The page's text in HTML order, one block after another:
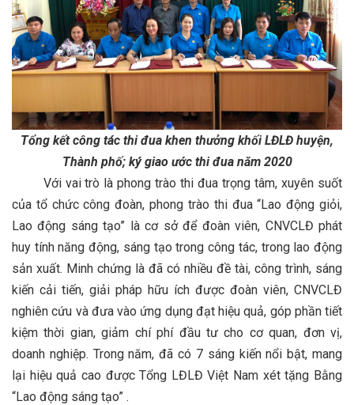
Tổng kết công tác thi đua khen thưởng khối LĐLĐ huyện,
Thành phố; ký giao ước thi đua năm 2020
Với vai trò là phong trào thi đua trọng tâm, xuyên suốt
của tổ chức công đoàn, phong trào thi đua “Lao động giỏi,
Lao động sáng tạo” là cơ sở để đoàn viên, CNVCLĐ phát
huy tính năng động, sáng tạo trong công tác, trong lao động
sản xuất. Minh chứng là đã có nhiều đề tài, công trình, sáng
kiến cải tiến, giải pháp hữu ích được đoàn viên, CNVCLĐ
nghiên cứu và đưa vào ứng dụng đạt hiệu quả, góp phần tiết
kiệm thời gian, giảm chí phí đầu tư cho cơ quan, đơn vị,
doanh nghiệp. Trong năm, đã có 7 sáng kiến nổi bật, mang
lại hiệu quả cao được Tổng LĐLĐ Việt Nam xét tặng Bằng
“Lao động sáng tạo” .